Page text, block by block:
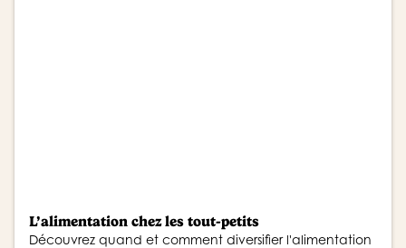
L’alimentation chez les tout-petits
Découvrez quand et comment diversifier l'alimentation